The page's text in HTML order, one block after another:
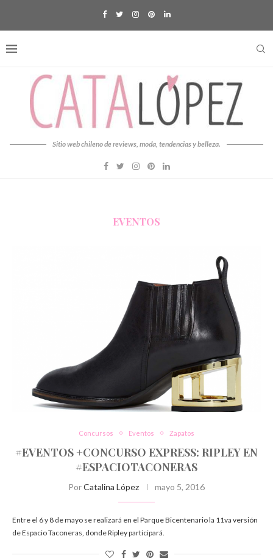
Sitio web chileno de reviews, moda, tendencias y belleza.
EVENTOS
Concursos Eventos Zapatos
#EVENTOS +CONCURSO EXPRESS: RIPLEY EN
#ESPACIOTACONERAS
PorCatalina López mayo 5, 2016
Entre el 6 y 8 de mayo se realizará en el Parque Bicentenario la 11va versión
de Espacio Taconeras, donde Ripley participará.